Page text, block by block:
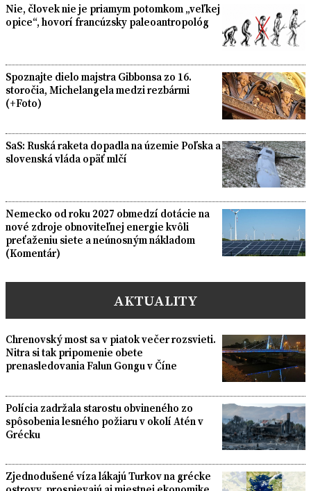
Nie, človek nie je priamym potomkom „veľkej
opice“, hovorí francúzsky paleoantropológ
Spoznajte dielo majstra Gibbonsa zo 16.
storočia, Michelangela medzi rezbármi
(+Foto)
SaS: Ruská raketa dopadla na územie Poľska a
slovenská vláda opäť mlčí
Nemecko od roku 2027 obmedzí dotácie na
nové zdroje obnoviteľnej energie kvôli
preťaženiu siete a neúnosným nákladom
(Komentár)
AKTUALITY
Chrenovský most sa v piatok večer rozsvieti.
Nitra si tak pripomenie obete
prenasledovania Falun Gongu v Číne
Polícia zadržala starostu obvineného zo
spôsobenia lesného požiaru v okolí Atén v
Grécku
Zjednodušené víza lákajú Turkov na grécke